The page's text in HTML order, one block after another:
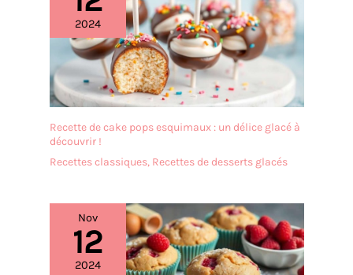
Les dimensions totales
sont de 20,5 x 50,5 x 15 cm,
les dimensions
intérieures sont de 17 x 17 x
10 cm. Le bord surélevé de
la couverture est
choix idéal pour de
présentation.
polyvalentes】 : le kit de
cloches à gâteau convient
à divers gâteaux, desserts,
sushis et autres desserts
et met parfaitement en
2024
Recette de cake pops esquimaux : un délice glacé à
découvrir !
Recettes classiques, Recettes de desserts glacés
Nov
12
2024